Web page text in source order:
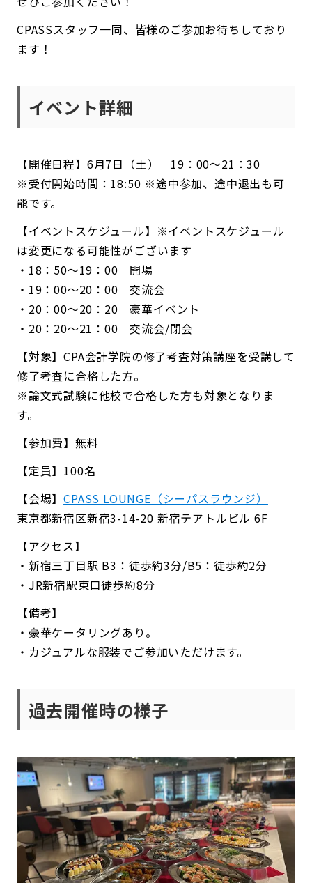
CPASSスタッフ一同、皆様のご参加お待ちしており
ます！
イベント詳細
【開催日程】6月7日（土） 19：00〜21：30
※受付開始時間：18:50 ※途中参加、途中退出も可
能です。
【イベントスケジュール】※イベントスケジュール
は変更になる可能性がございます
・18：50～19：00 開場
・19：00～20：00 交流会
・20：00～20：20 豪華イベント
・20：20～21：00 交流会/閉会
【対象】CPA会計学院の修了考査対策講座を受講して
修了考査に合格した方。
※論文式試験に他校で合格した方も対象となりま
す。
【参加費】無料
【定員】100名
【会場】CPASS LOUNGE（シーパスラウンジ）
東京都新宿区新宿3-14-20 新宿テアトルビル 6F
【アクセス】
・新宿三丁目駅 B3：徒歩約3分/B5：徒歩約2分
・JR新宿駅東口徒歩約8分
【備考】
・豪華ケータリングあり。
・カジュアルな服装でご参加いただけます。
過去開催時の様子